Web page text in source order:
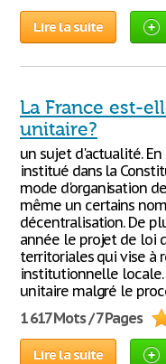
Lire la suite
La France est-
unitaire?
un sujet d'actualité.
institué dans la
mode d'organisation
même un certains
décentralisation. De
année le projet de loi
territoriales qui vise à
institutionnelle locale.
unitaire malgré le
1 617 Mots / 7 Pages
Lire la suite